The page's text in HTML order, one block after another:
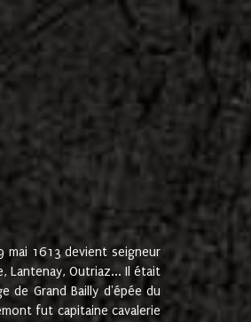
mai 1613 devient seigneur
Lantenay, Outriaz... Il était
de Grand Bailly d'épée du
fut capitaine cavalerie